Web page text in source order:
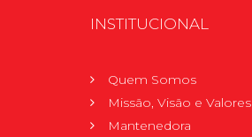
INSTITUCIONAL
Quem Somos
Missão, Visão e Valores
Mantenedora